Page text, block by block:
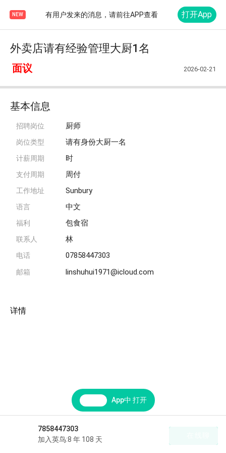
NEW 有用户发来的消息，请前往APP查看 打开App
外卖店请有经验管理大厨1名
面议 2026-02-21
基本信息
招聘岗位 厨师
岗位类型 请有身份大厨一名
计薪周期 时
支付周期 周付
工作地址 Sunbury
语言 中文
福利 包食宿
联系人 林
电话 07858447303
邮箱 linshuhui1971@icloud.com
详情
App中 打开
7858447303
加入英鸟:8 年 108 天